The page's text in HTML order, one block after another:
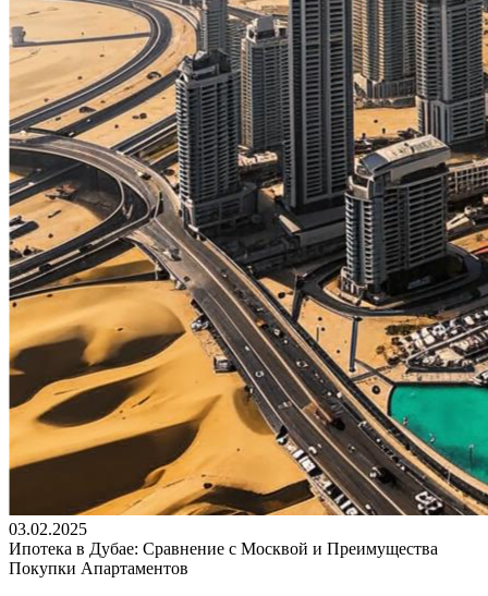
03.02.2025
Ипотека в Дубае: Сравнение с Москвой и Преимущества
Покупки Апартаментов